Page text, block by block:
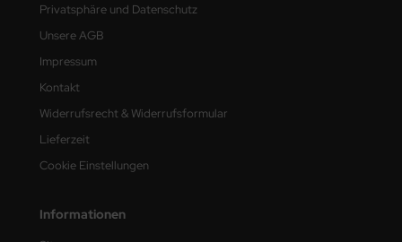
Privatsphäre und Datenschutz
Unsere AGB
Impressum
Kontakt
Widerrufsrecht & Widerrufsformular
Lieferzeit
Cookie Einstellungen
Informationen